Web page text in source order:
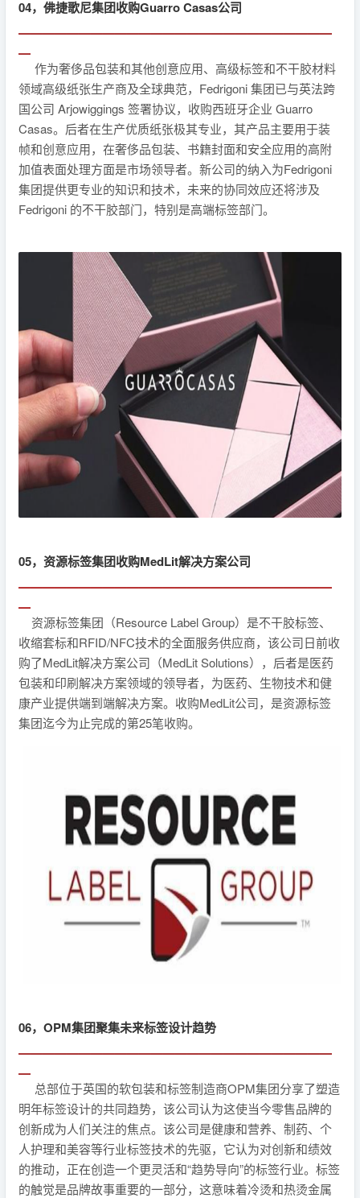
04，佛捷歌尼集团收购Guarro Casas公司
作为奢侈品包装和其他创意应用、高级标签和不干胶材料
领域高级纸张生产商及全球典范，Fedrigoni 集团已与英法跨
国公司 Arjowiggings 签署协议，收购西班牙企业 Guarro
Casas。后者在生产优质纸张极其专业，其产品主要用于装
帧和创意应用，在奢侈品包装、书籍封面和安全应用的高附
加值表面处理方面是市场领导者。新公司的纳入为Fedrigoni
集团提供更专业的知识和技术，未来的协同效应还将涉及
Fedrigoni 的不干胶部门，特别是高端标签部门。
05，资源标签集团收购MedLit解决方案公司
资源标签集团（Resource Label Group）是不干胶标签、
收缩套标和RFID/NFC技术的全面服务供应商，该公司日前收
购了MedLit解决方案公司（MedLit Solutions），后者是医药
包装和印刷解决方案领域的领导者，为医药、生物技术和健
康产业提供端到端解决方案。收购MedLit公司，是资源标签
集团迄今为止完成的第25笔收购。
06，OPM集团聚集未来标签设计趋势
总部位于英国的软包装和标签制造商OPM集团分享了塑造
明年标签设计的共同趋势，该公司认为这使当今零售品牌的
创新成为人们关注的焦点。该公司是健康和营养、制药、个
人护理和美容等行业标签技术的先驱，它认为对创新和绩效
的推动，正在创造一个更灵活和“趋势导向”的标签行业。标签
的触觉是品牌故事重要的一部分，这意味着冷烫和热烫金属